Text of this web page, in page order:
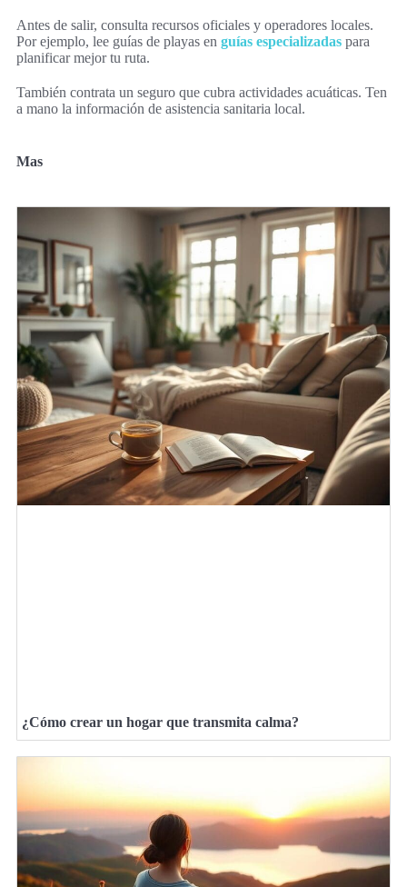
Antes de salir, consulta recursos oficiales y operadores locales.
Por ejemplo, lee guías de playas en guías especializadas para
planificar mejor tu ruta.
También contrata un seguro que cubra actividades acuáticas. Ten
a mano la información de asistencia sanitaria local.
Mas
¿Cómo crear un hogar que transmita calma?